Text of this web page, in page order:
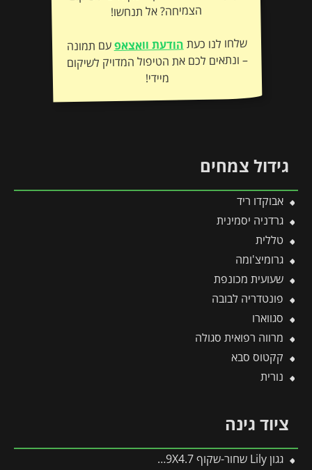
הצמיחה? אל תנחשו!
שלחו לנו כעתהודעת וואצאפעם תמונה
– ונתאים לכם את הטיפול המדויק לשיקום
מיידי!
גידול צמחים
אבוקדו ריד
גרדניה יסמינית
טללית
גרומיצ'ומה
שעועית מכונפת
פונטדריה לבובה
סגווארו
מרווה רפואית סגולה
קקטוס סבא
נורית
ציוד גינה
גגון Lily שחור-שקוף 0.9X4.7 בעיצוב רטרו מבית פלרם – Canopia